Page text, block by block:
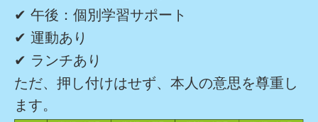
✔ 午後：個別学習サポート
✔ 運動あり
✔ ランチあり
ただ、押し付けはせず、本人の意思を尊重し
ます。